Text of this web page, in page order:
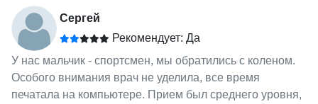
Сергей
Рекомендует: Да
У нас мальчик - спортсмен, мы обратились с коленом.
Особого внимания врач не уделила, все время
печатала на компьютере. Прием был среднего уровня,